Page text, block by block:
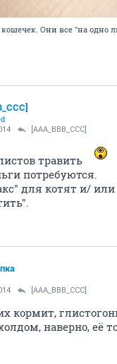
Они все "на одно
[AAA_BBB_CCC]
травить
потребуются.
для котят и/ или
[AAA_BBB_CCC]
кормит,
наверно, её